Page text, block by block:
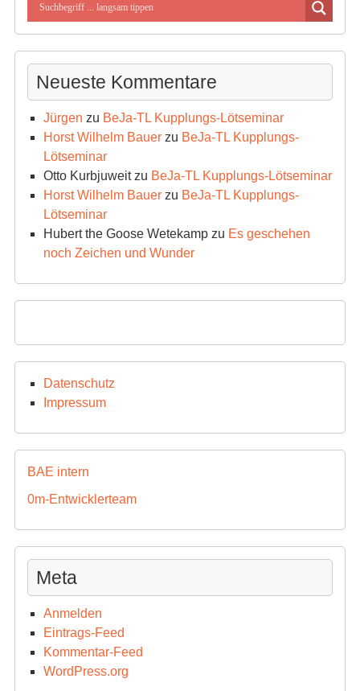
Neueste Kommentare
Jürgen zu BeJa-TL Kupplungs-Lötseminar
Horst Wilhelm Bauerzu BeJa-TL Kupplungs-
Lötseminar
Otto Kurbjuweitzu BeJa-TL Kupplungs-Lötseminar
Horst Wilhelm Bauerzu BeJa-TL Kupplungs-
Lötseminar
Hubert the Goose Wetekampzu Es geschehen
noch Zeichen und Wunder
Datenschutz
Impressum
BAE intern
0m-Entwicklerteam
Meta
Anmelden
Eintrags-Feed
Kommentar-Feed
WordPress.org